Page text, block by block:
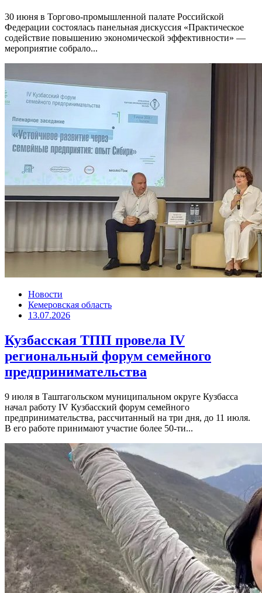
30 июня в Торгово-промышленной палате Российской
Федерации состоялась панельная дискуссия «Практическое
содействие повышению экономической эффективности» —
мероприятие собрало...
Новости
Кемеровская область
13.07.2026
Кузбасская ТПП провела IV
региональный форум семейного
предпринимательства
9 июля в Таштагольском муниципальном округе Кузбасса
начал работу IV Кузбасский форум семейного
предпринимательства, рассчитанный на три дня, до 11 июля.
В его работе принимают участие более 50-ти...